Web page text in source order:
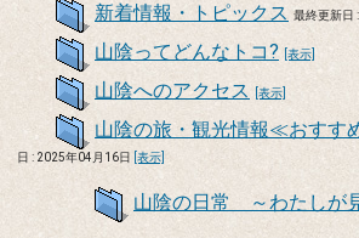
新着情報・トピックス 最終更新日
山陰ってどんなトコ? [表示]
山陰へのアクセス [表示]
山陰の旅・観光情報≪おすす
日 : 2025年04月16日
[表示]
山陰の日常 ～わたしが